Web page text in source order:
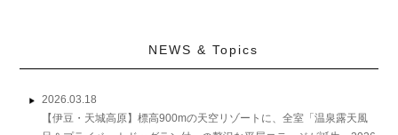
NEWS & Topics
2026.03.18
【伊豆・天城高原】標高900mの天空リゾートに、全室「温泉露天風